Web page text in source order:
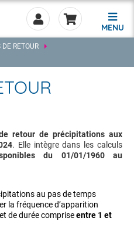
MENU
DE RETOUR
retour de précipitations aux
. Elle intègre dans les calculs
du 01/01/1960 au
au pas de temps
la fréquence d’apparition
de durée compriseentre 1 et